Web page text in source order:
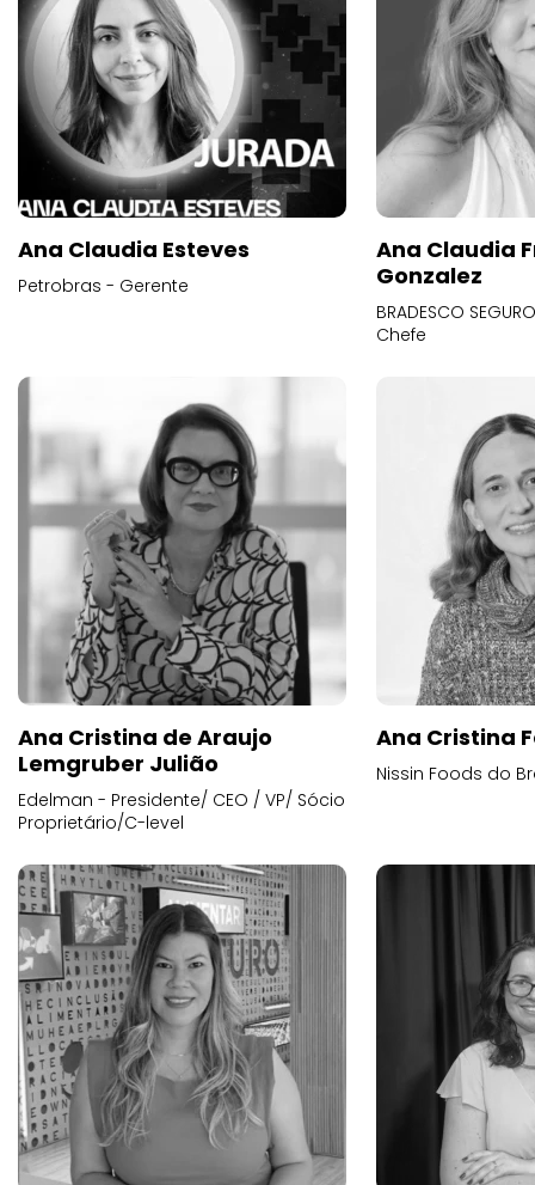
Ana Claudia Esteves
Petrobras - Gerente
Ana Claudia
Gonzalez
BRADESCO
Chefe
Ana Cristina de Araujo
Lemgruber Julião
Edelman - Presidente/ CEO / VP/ Sócio
Proprietário/C-level
Ana Cristina
Nissin Foods do